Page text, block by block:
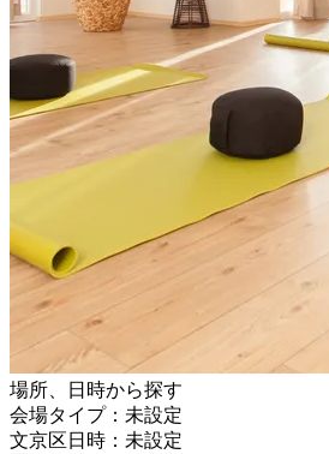
場所、日時から探す
会場タイプ：未設定
文京区日時：未設定